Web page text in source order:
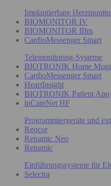
Implantierbare
BIOMONITOR IV
BIOMONITOR IIIm
CardioMessenger Smart
Telemonitoring-Systeme
BIOTRONIK Home
CardioMessenger Smart
HeartInsight
BIOTRONIK Patient App
inCareNet HF
Programmiergeräte und
Reocor
Renamic Neo
Renamic
Einführungssysteme für
Selectra